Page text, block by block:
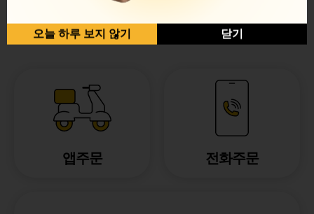
앱주문 전화주문
오늘 하루 보지 않기 닫기